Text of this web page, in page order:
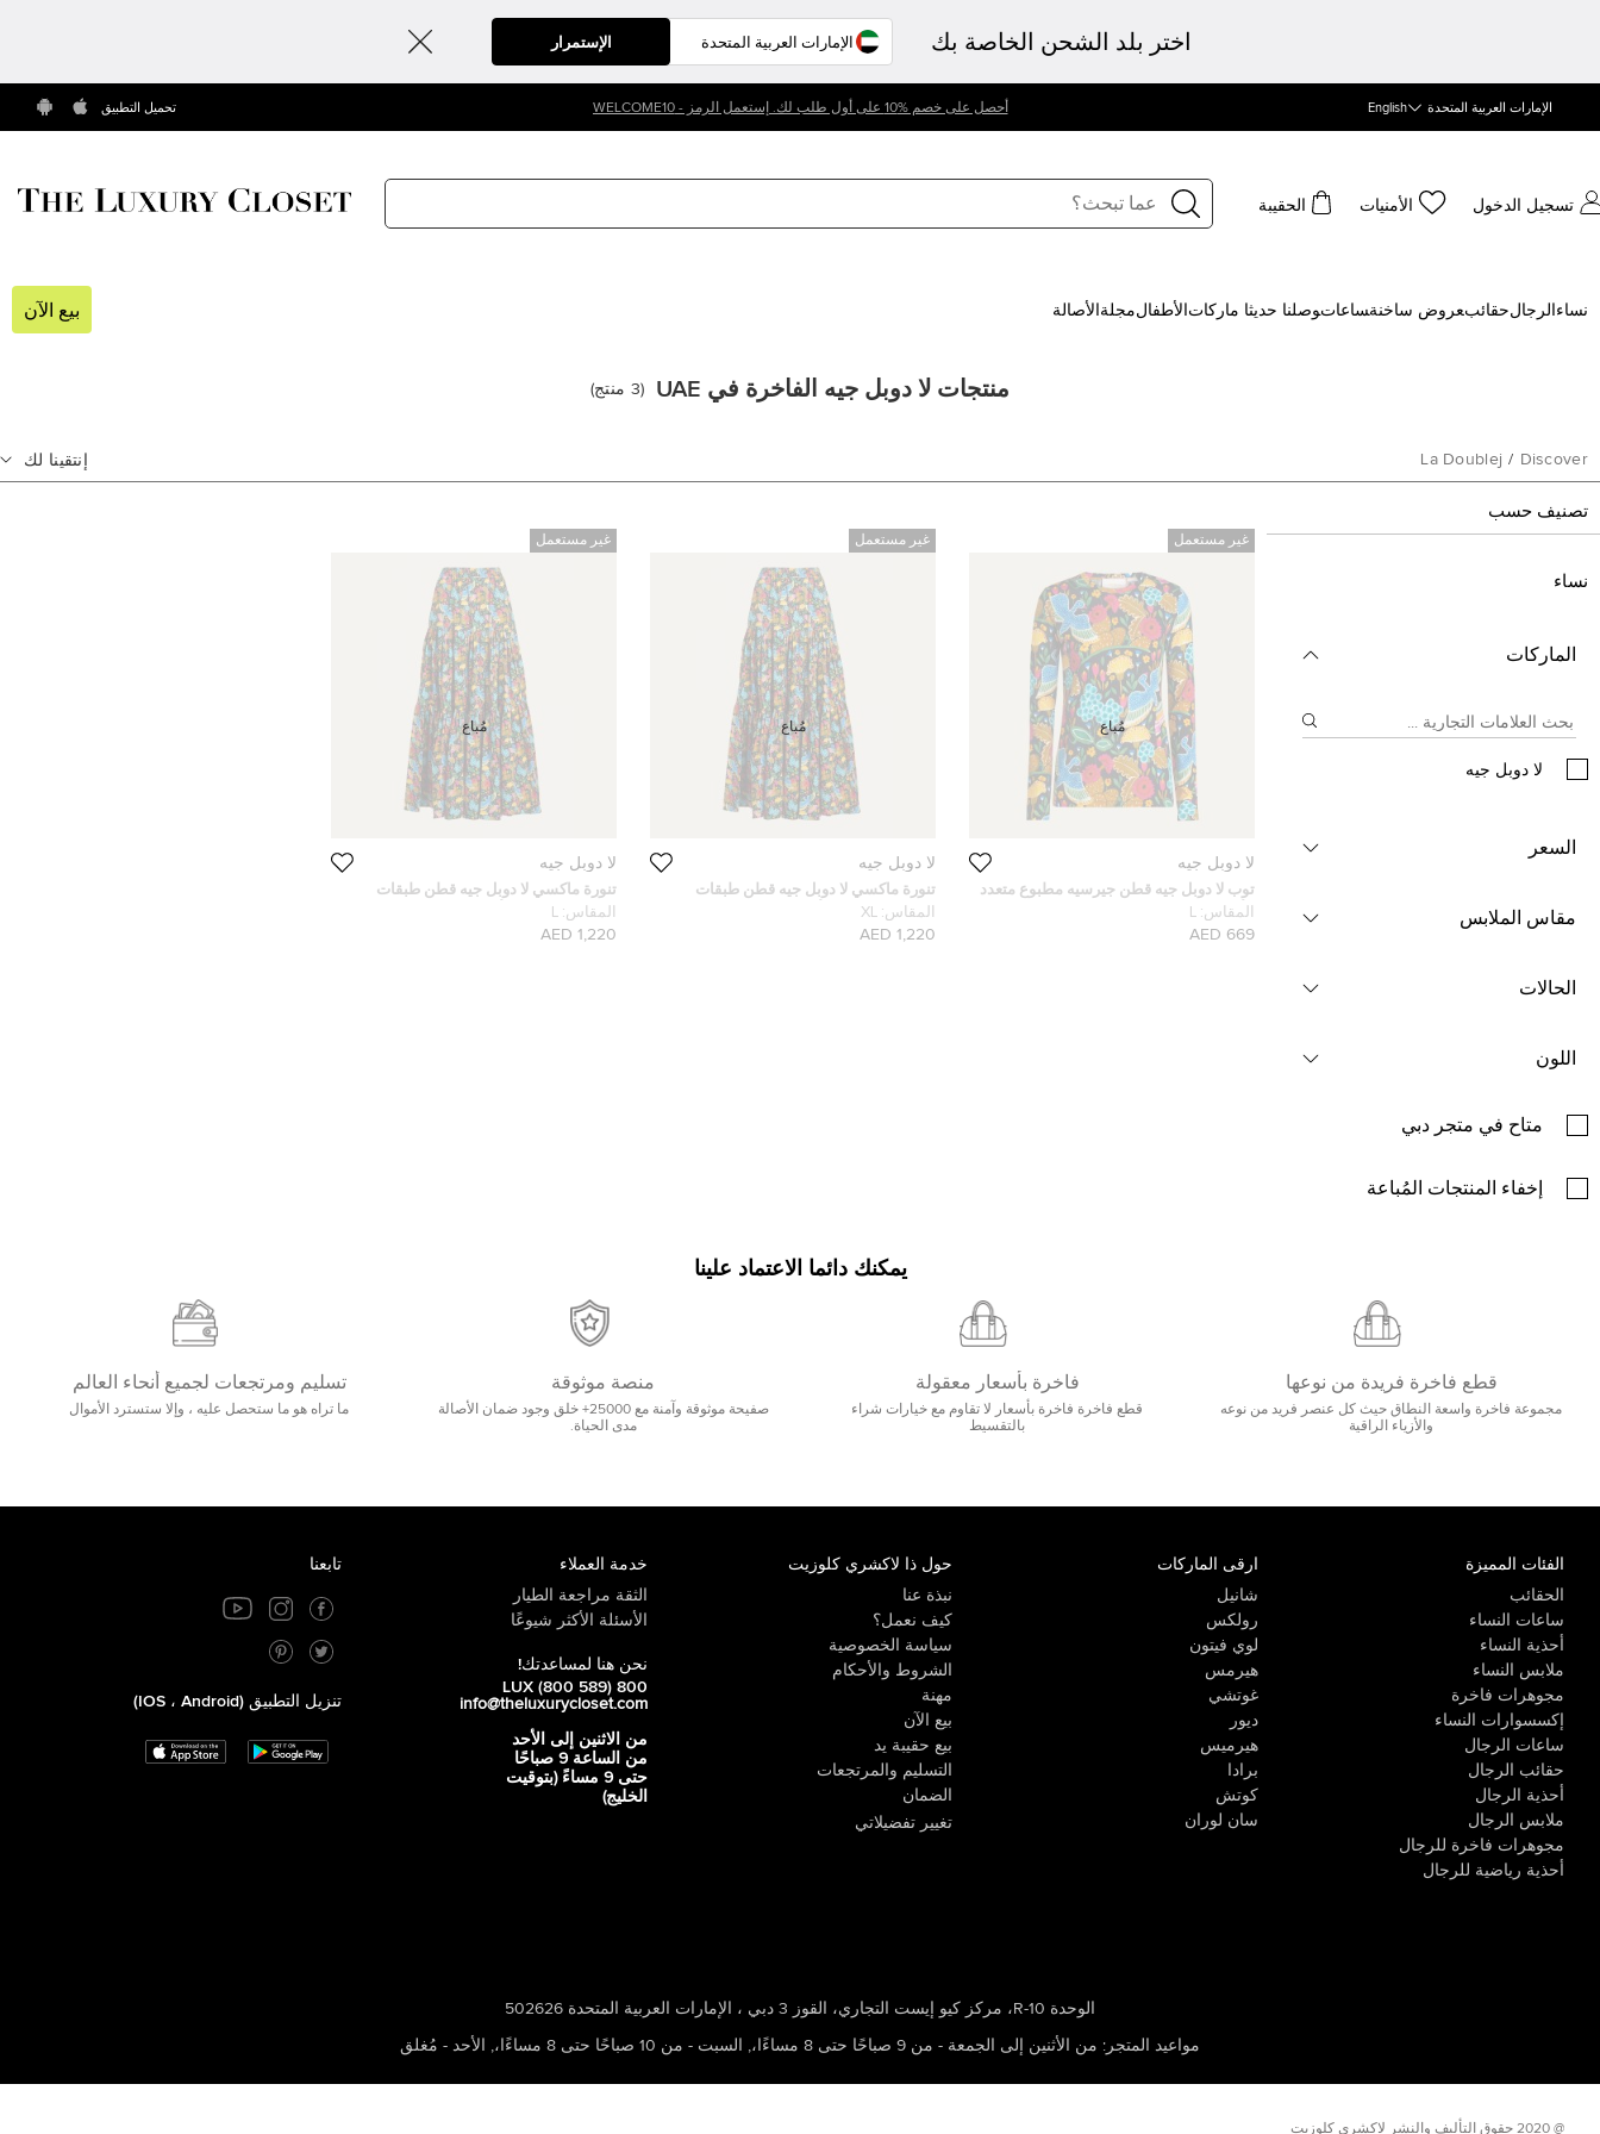
اختر بلد الشحن الخاصة بك الإستمرار
الإمارات العربية المتحدة English أحصل على خصم %10 على أول طلب لك. إستعمل الرمز - WELCOME10 تحميل التطبيق
تسجيل الدخول الأمنيات الحقيبة
نساء الرجالحقائب‍عروض ساخنة‍ساعات‍وصلنا حديثا ‍ ماركات الأطفالمجلة الأصالة بيع الآن
منتجات لا دوبل جيه الفاخرة في UAE (
3 منتج)
Discover
/
La Doublej إنتقينا لك
تصنيف حسب
نساء
الماركات
لا دوبل جيه
السعر
مقاس الملابس
الحالات
اللون
متاح في متجر دبي
إخفاء المنتجات المُباعة
غير مستعمل
لا دوبل جيه
توب لا دوبل جيه قطن جيرسيه مطبوع متعدد
الألوان L
المقاس: L
669 AED
مُباع
غير مستعمل
لا دوبل جيه
تنورة ماكسي لا دوبل جيه قطن طبقات
مطبوعة متعددة الألوان XL
المقاس: XL
1,220 AED
مُباع
غير مستعمل
لا دوبل جيه
تنورة ماكسي لا دوبل جيه قطن طبقات
مطبوعة متعددة الألوان L
المقاس: L
1,220 AED
مُباع
يمكنك دائما الاعتماد علينا
قطع فاخرة فريدة من نوعها
مجموعة فاخرة واسعة النطاق حيث كل عنصر فريد من نوعه
والأزياء الراقية
فاخرة بأسعار معقولة
قطع فاخرة فاخرة بأسعار لا تقاوم مع خيارات شراء
بالتقسيط
منصة موثوقة
صفيحة موثوقة وآمنة مع 25000+ خلق وجود ضمان الأصالة
مدى الحياة.
تسليم ومرتجعات لجميع أنحاء العالم
ما تراه هو ما ستحصل عليه ، وإلا ستسترد الأموال
الفئات المميزة
الحقائب
ساعات النساء
أحذية النساء
ملابس النساء
مجوهرات فاخرة
إكسسوارات النساء
ساعات الرجال
حقائب الرجال
أحذية الرجال
ملابس الرجال
مجوهرات فاخرة للرجال
أحذية رياضية للرجال
ارقى الماركات
شانيل
رولكس
لوي فيتون
هيرمس
غوتشي
ديور
هيرميس
برادا
كوتش
سان لوران
حول ذا لاكشري كلوزيت
نبذة عنا
كيف نعمل؟
سياسة الخصوصية
الشروط والأحكام
مهنة
بيع الآن
بيع حقيبة يد
التسليم والمرتجعات
الضمان
تغيير تفضيلاتي
خدمة العملاء
الثقة مراجعة الطيار
الأسئلة الأكثر شيوعًا
نحن هنا لمساعدتك!
800 LUX (800 589)
info@theluxurycloset.com
من الاثنين إلى الأحد
من الساعة 9 صباحًا
حتى 9 مساءً (بتوقيت
الخليج)
تابعنا
تنزيل التطبيق (iOS ، Android)
الوحدة R-10، مركز كيو إيست التجاري، القوز 3 دبي ، الإمارات العربية المتحدة 502626
مواعيد المتجر : من الأثنين إلى الجمعة - من 9 صباحًا حتى 8 مساءًا، , السبت - من 10 صباحًا حتى 8 مساءًا، , الأحد - مُغلق
@ 2020 حقوق التأليف والنشر لاكشري كلوزيت